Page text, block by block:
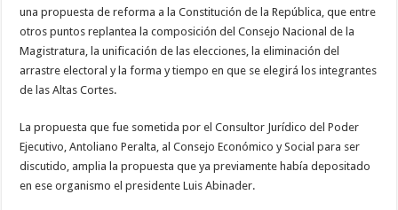
una propuesta de reforma a la Constitución de la República, que entre
otros puntos replantea la composición del Consejo Nacional de la
Magistratura, la unificación de las elecciones, la eliminación del
arrastre electoral y la forma y tiempo en que se elegirá los integrantes
de las Altas Cortes.
La propuesta que fue sometida por el Consultor Jurídico del Poder
Ejecutivo, Antoliano Peralta, al Consejo Económico y Social para ser
discutido, amplia la propuesta que ya previamente había depositado
en ese organismo el presidente Luis Abinader.